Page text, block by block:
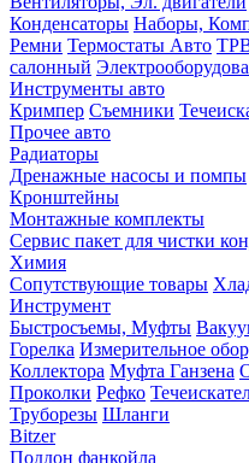
Конденсаторы Наборы,
Ремни Термостаты Авто
салонный
Инструменты авто
Кримпер Съемники
Прочее авто
Радиаторы
Дренажные насосы и помпы
Кронштейны
Монтажные комплекты
Сервис пакет для чистки
Химия
Сопутствующие товары
Инструмент
Быстросъемы, Муфты
Горелка Измерительное
Коллектора Муфта Ганзена
Проколки Рефко
Труборезы Шланги
Bitzer
Поддон фанкойла